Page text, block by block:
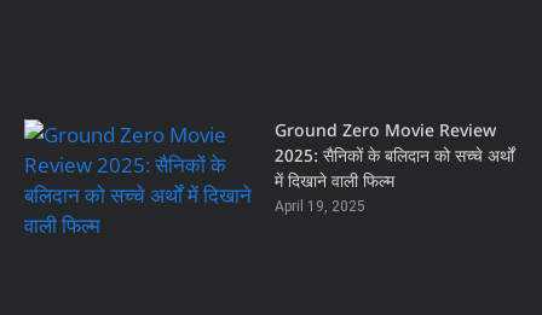
Ground Zero Movie Review
2025: सैनिकों के बलिदान को सच्चे अर्थों
में दिखाने वाली फिल्म
April 19, 2025